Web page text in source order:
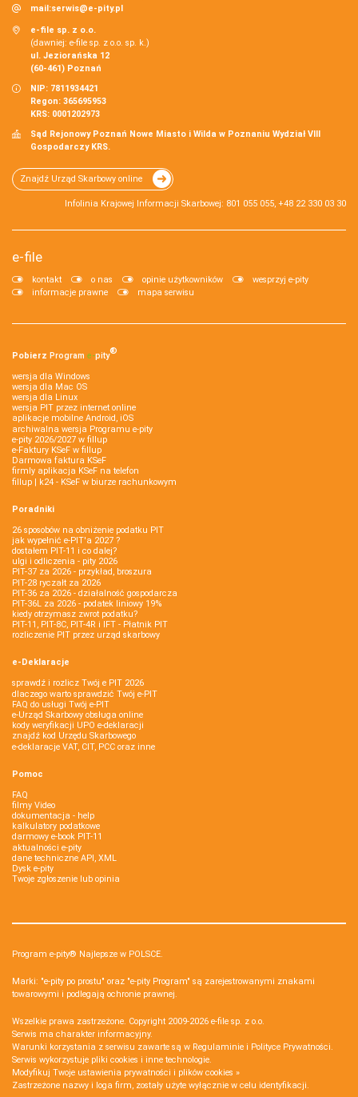
mail:serwis@e-pity.pl
e-file sp. z o.o.
(dawniej: e-file sp. z o.o. sp. k.)
ul. Jeziorańska 12
(60-461) Poznań
NIP: 7811934421
Regon: 365695953
KRS: 0001202973
Sąd Rejonowy Poznań Nowe Miasto i Wilda w Poznaniu Wydział VIII
Gospodarczy KRS.
Znajdź Urząd Skarbowy online
Infolinia Krajowej Informacji Skarbowej: 801 055 055, +48 22 330 03 30
e-file
kontakt o nas opinie użytkowników
wesprzyj e-pity
informacje prawne
mapa serwisu
Pobierz Program e‑pity®
wersja dla Windows
wersja dla Mac OS
wersja dla Linux
wersja PIT przez internet online
aplikacje mobilne Android, iOS
archiwalna wersja Programu e-pity
e-pity 2026/2027 w fillup
e‑Faktury KSeF w fillup
Darmowa faktura KSeF
firmly aplikacja KSeF na telefon
fillup | k24 - KSeF w biurze rachunkowym
Poradniki
26 sposobów na obniżenie podatku PIT
jak wypełnić e-PIT'a 2027 ?
dostałem PIT-11 i co dalej?
ulgi i odliczenia - pity 2026
PIT-37 za 2026 - przykład, broszura
PIT-28 ryczałt za 2026
PIT-36 za 2026 - działalność gospodarcza
PIT-36L za 2026 - podatek liniowy 19%
kiedy otrzymasz zwrot podatku?
PIT-11, PIT-8C, PIT-4R i IFT - Płatnik PIT
rozliczenie PIT przez urząd skarbowy
e-Deklaracje
sprawdź i rozlicz Twój e PIT 2026
dlaczego warto sprawdzić Twój e-PIT
FAQ do usługi Twój e-PIT
e-Urząd Skarbowy obsługa online
kody weryfikacji UPO e-deklaracji
znajdź kod Urzędu Skarbowego
e-deklaracje VAT, CIT, PCC oraz inne
Pomoc
FAQ
filmy Video
dokumentacja - help
kalkulatory podatkowe
darmowy e-book PIT-11
aktualności e-pity
dane techniczne API, XML
Dysk e-pity
Twoje zgłoszenie lub opinia
Program e-pity® Najlepsze w POLSCE.
Marki: "e-pity po prostu" oraz "e-pity Program" są zarejestrowanymi znakami
towarowymi i podlegają ochronie prawnej.
Wszelkie prawa zastrzeżone. Copyright 2009-2026 e-file sp. z o.o.
Serwis ma charakter informacyjny.
Warunki korzystania z serwisu zawarte są w Regulaminie i Polityce Prywatności.
Serwis wykorzystuje pliki cookies i inne technologie.
Modyfikuj Twoje ustawienia prywatności i plików cookies »
Zastrzeżone nazwy i loga firm, zostały użyte wyłącznie w celu identyfikacji.